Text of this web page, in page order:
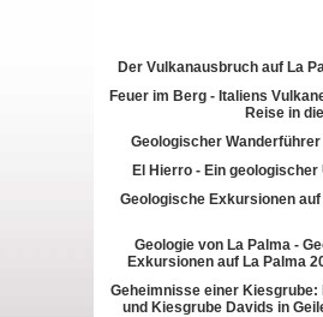
Der Vulkanausbruch auf La
Feuer im Berg - Italiens
Reise in
Geologischer Wanderführer
El Hierro - Ein
Geologische Exkursionen auf
Geologie von La Palma -
Exkursionen auf La Palma
Geheimnisse einer Kiesgrube:
und Kiesgrube Davids in